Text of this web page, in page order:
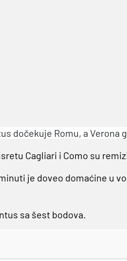
dočekuje Romu, a Verona
Cagliari i Como su
je doveo domaćine u
sa šest bodova.